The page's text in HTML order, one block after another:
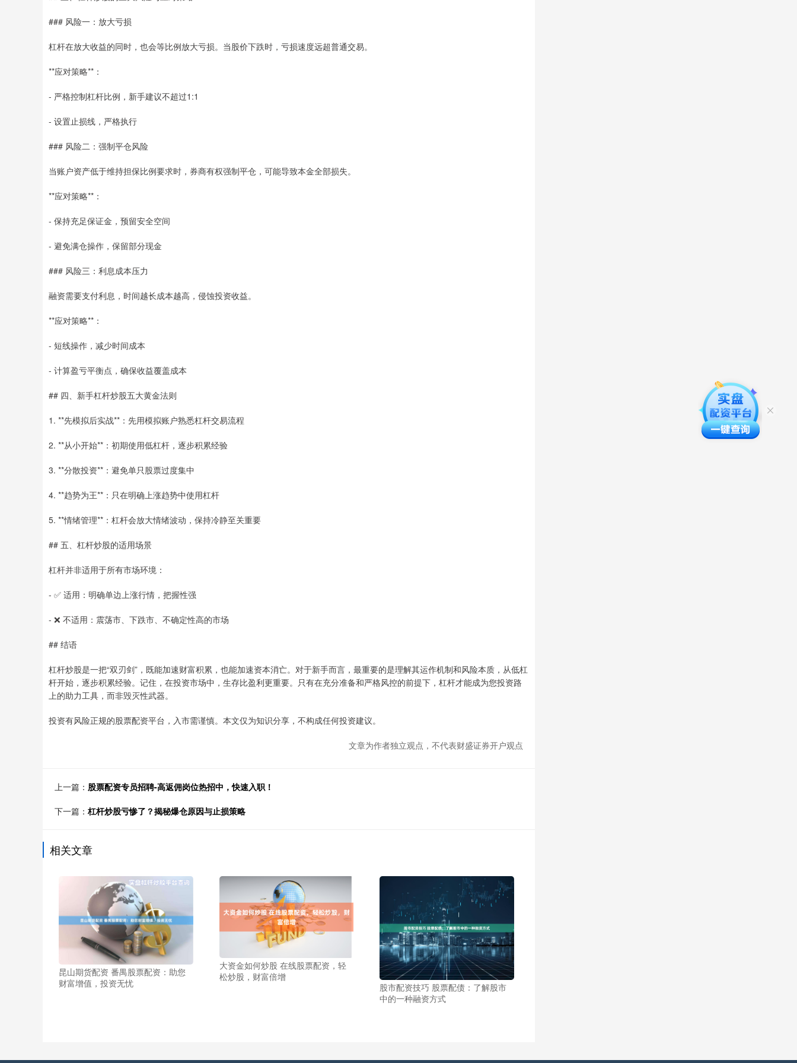
### 风险一：放大亏损
杠杆在放大收益的同时，也会等比例放大亏损。当股价下跌时，亏损速度远超普通交易。
**应对策略**：
- 严格控制杠杆比例，新手建议不超过1:1
- 设置止损线，严格执行
### 风险二：强制平仓风险
当账户资产低于维持担保比例要求时，券商有权强制平仓，可能导致本金全部损失。
**应对策略**：
- 保持充足保证金，预留安全空间
- 避免满仓操作，保留部分现金
### 风险三：利息成本压力
融资需要支付利息，时间越长成本越高，侵蚀投资收益。
**应对策略**：
- 短线操作，减少时间成本
- 计算盈亏平衡点，确保收益覆盖成本
## 四、新手杠杆炒股五大黄金法则
1. **先模拟后实战**：先用模拟账户熟悉杠杆交易流程
2. **从小开始**：初期使用低杠杆，逐步积累经验
3. **分散投资**：避免单只股票过度集中
4. **趋势为王**：只在明确上涨趋势中使用杠杆
5. **情绪管理**：杠杆会放大情绪波动，保持冷静至关重要
## 五、杠杆炒股的适用场景
杠杆并非适用于所有市场环境：
- ✅ 适用：明确单边上涨行情，把握性强
- ❌ 不适用：震荡市、下跌市、不确定性高的市场
## 结语
杠杆炒股是一把“双刃剑”，既能加速财富积累，也能加速资本消亡。对于新手而言，最重要的是理解其运作机制和风险本质，从低杠
杆开始，逐步积累经验。记住，在投资市场中，生存比盈利更重要。只有在充分准备和严格风控的前提下，杠杆才能成为您投资路
上的助力工具，而非毁灭性武器。
投资有风险正规的股票配资平台，入市需谨慎。本文仅为知识分享，不构成任何投资建议。
文章为作者独立观点，不代表财盛证券开户观点
上一篇： 股票配资专员招聘-高返佣岗位热招中，快速入职！
下一篇： 杠杆炒股亏惨了？揭秘爆仓原因与止损策略
相关文章
昆山期货配资 番禺股票配资：助您
财富增值，投资无忧
大资金如何炒股 在线股票配资，轻
松炒股，财富倍增
股市配资技巧 股票配债：了解股市
中的一种融资方式